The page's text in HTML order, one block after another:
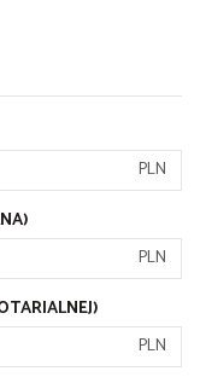
PLN
PLN
PLN